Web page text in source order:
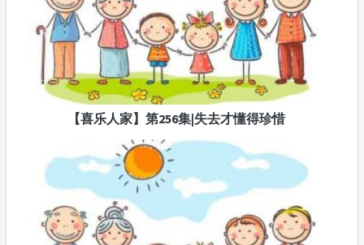
【喜乐人家】第256集|失去才懂得珍惜